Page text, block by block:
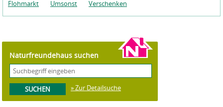
Flohmarkt Umsonst Verschenken
Naturfreundehaus suchen
» Zur Detailsuche